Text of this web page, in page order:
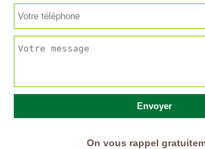
On vous rappel